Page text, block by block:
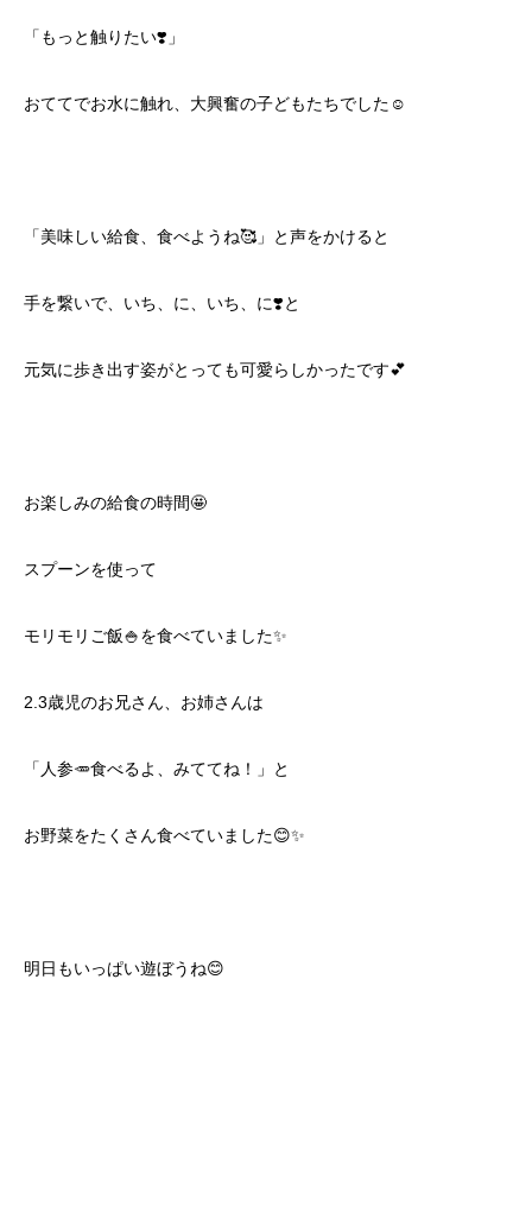
「もっと触りたい❣️」
おててでお水に触れ、大興奮の子どもたちでした☺️
「美味しい給食、食べようね🥰」と声をかけると
手を繋いで、いち、に、いち、に❣️と
元気に歩き出す姿がとっても可愛らしかったです💕
お楽しみの給食の時間🤩
スプーンを使って
モリモリご飯🍚を食べていました✨
2.3歳児のお兄さん、お姉さんは
「人参🥕食べるよ、みててね！」と
お野菜をたくさん食べていました😊✨
明日もいっぱい遊ぼうね😊